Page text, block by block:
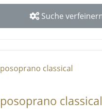
Suche
classical